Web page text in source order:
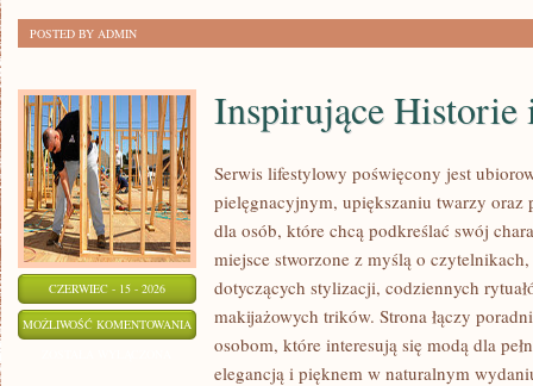
POSTED BY ADMIN
CZERWIEC - 15 - 2026
MOŻLIWOŚĆ KOMENTOWANIA INSPIRUJĄCE
HISTORIE
Inspirujące
Serwis lifestylowy poświęcony jest
pielęgnacyjnym, upiększaniu twarzy oraz
dla osób, które chcą podkreślać swój
miejsce stworzone z myślą o
dotyczących stylizacji, codziennych
makijażowych trików. Strona łączy
osobom, które interesują się modą dla
elegancją i pięknem w naturalnym